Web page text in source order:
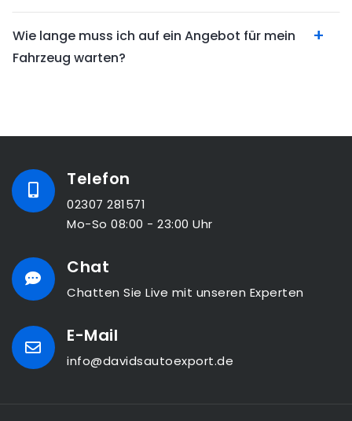
Wie lange muss ich auf ein Angebot für mein
Fahrzeug warten?
Telefon
02307 281571
Mo-So 08:00 - 23:00 Uhr
Chat
Chatten Sie Live mit unseren Experten
E-Mail
info@davidsautoexport.de